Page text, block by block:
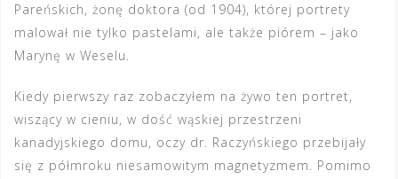
Pareńskich, żonę doktora (od 1904), której portrety
malował nie tylko pastelami, ale także piórem – jako
Marynę w Weselu.
Kiedy pierwszy raz zobaczyłem na żywo ten portret,
wiszący w cieniu, w dość wąskiej przestrzeni
kanadyjskiego domu, oczy dr. Raczyńskiego przebijały
się z półmroku niesamowitym magnetyzmem. Pomimo